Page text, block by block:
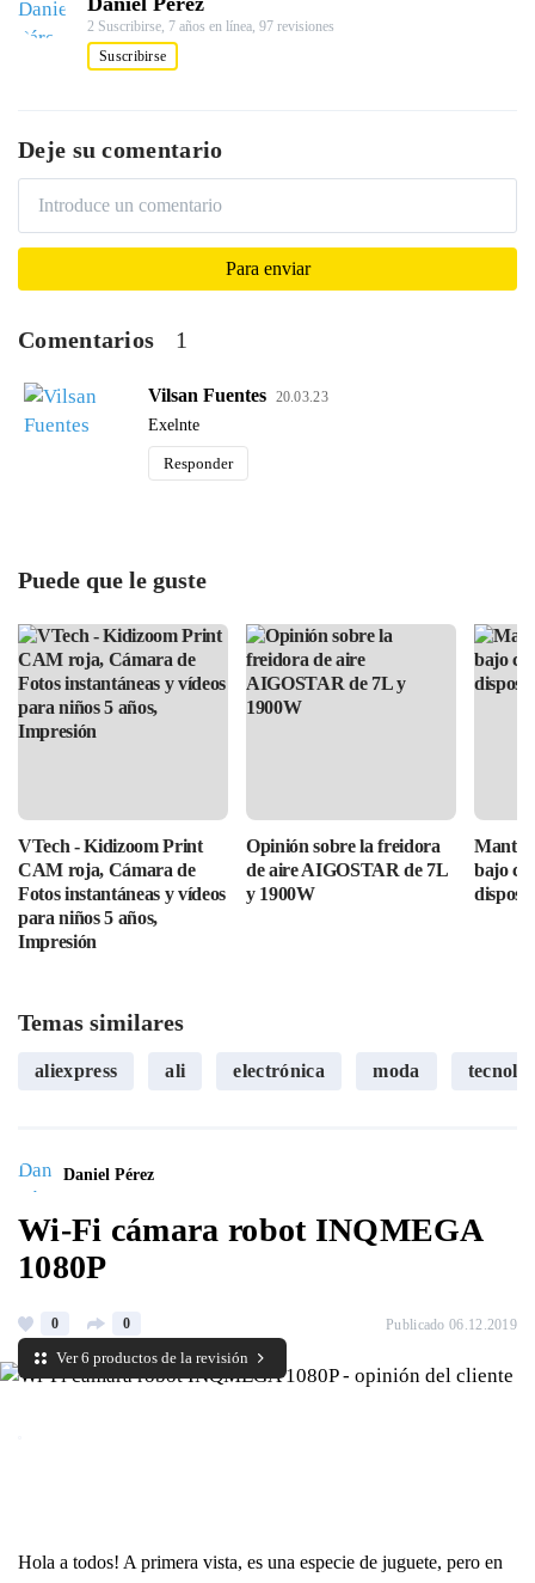
2 Suscribirse, 7 años en línea, 97 revisiones
Suscribirse
Deje su comentario
Comentarios 1
Vilsan Fuentes 20.03.23
Exelnte
Responder
Puede que le guste
VTech - Kidizoom Print
CAM roja, Cámara de
Fotos instantáneas y vídeos
para niños 5 años,
Impresión
Opinión sobre la freidora
de aire AIGOSTAR de 7L
y 1900W
bajo
Temas similares
aliexpress ali electrónica moda
Daniel Pérez
Wi-Fi cámara robot INQMEGA
1080P
0 0 Publicado 06.12.2019
Ver 6 productos de la revisión
Hola a todos! A primera vista, es una especie de juguete, pero en